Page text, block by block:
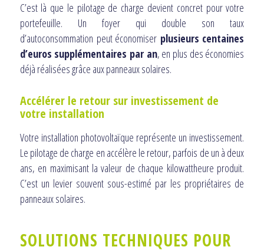
C’est là que le pilotage de charge devient concret pour votre
portefeuille. Un foyer qui double son taux
d’autoconsommation peut économiser plusieurs centaines
d’euros supplémentaires par an, en plus des économies
déjà réalisées grâce aux panneaux solaires.
Accélérer le retour sur investissement de
votre installation
Votre installation photovoltaïque représente un investissement.
Le pilotage de charge en accélère le retour, parfois de un à deux
ans, en maximisant la valeur de chaque kilowattheure produit.
C’est un levier souvent sous-estimé par les propriétaires de
panneaux solaires.
SOLUTIONS TECHNIQUES POUR